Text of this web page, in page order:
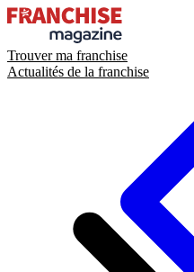
Trouver ma franchise
Actualités de la franchise